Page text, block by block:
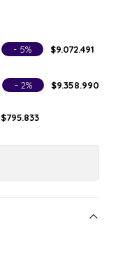
- 5% $9.072.491
- 2% $9.358.990
$795.833